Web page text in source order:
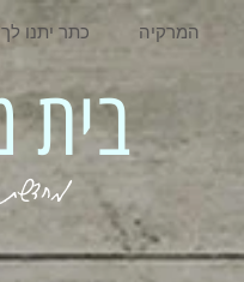
כתר יתנו לך המרקיה
מחדשת . החסר . המלא . שבי
בית מדרש אשה